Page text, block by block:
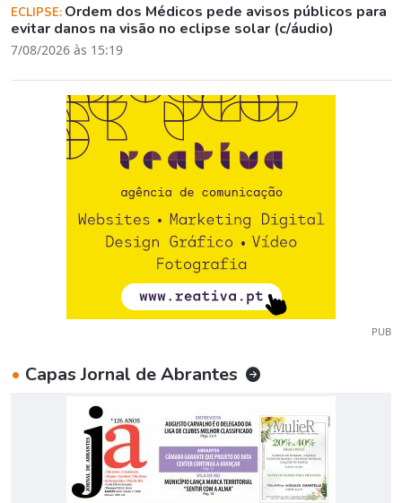
ECLIPSE: Ordem dos Médicos pede avisos públicos para
evitar danos na visão no eclipse solar (c/áudio)
7/08/2026 às 15:19
PUB
• Capas Jornal de Abrantes